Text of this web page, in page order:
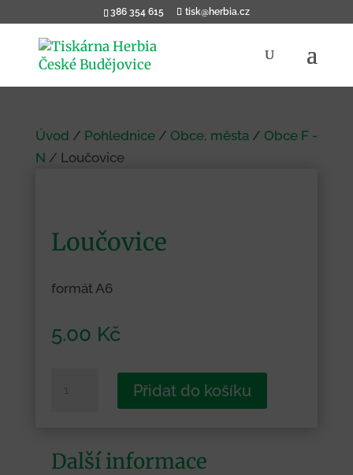
386 354 615 tisk@herbia.cz
search
Úvod / Pohlednice/ Obce, města/ Obce F -
N / Loučovice
Loučovice
formát A6
5.00 Kč
Přidat do košíku
Další informace